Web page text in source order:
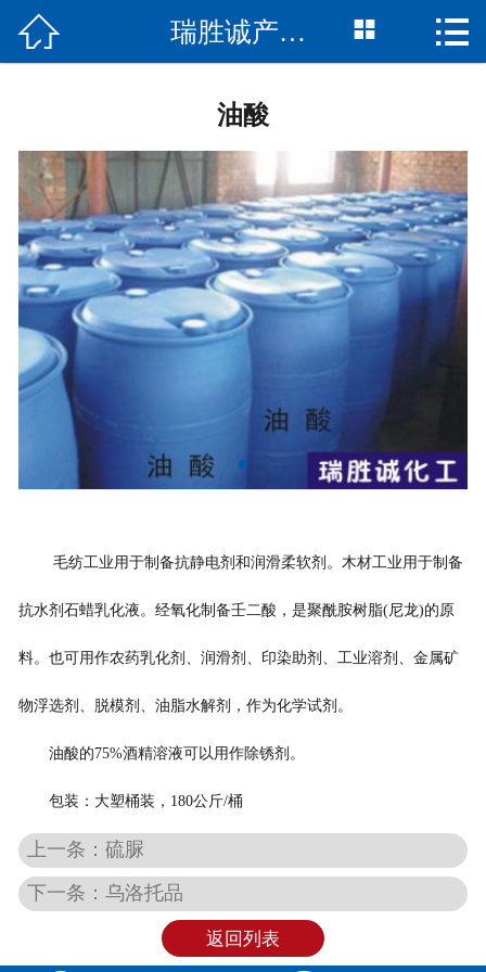
 首页
新闻资讯
荣誉资质
留言反馈
 瑞胜诚产品分类  
油酸
毛纺工业用于制备抗静电剂和润滑柔软剂。木材工业用于制备
抗水剂石蜡乳化液。经氧化制备壬二酸，是聚酰胺树脂(尼龙)的原
料。也可用作农药乳化剂、润滑剂、印染助剂、工业溶剂、金属矿
物浮选剂、脱模剂、油脂水解剂，作为化学试剂。
油酸的75%酒精溶液可以用作除锈剂。
包装：大塑桶装，180公斤/桶
上一条：硫脲
下一条：乌洛托品
返回列表